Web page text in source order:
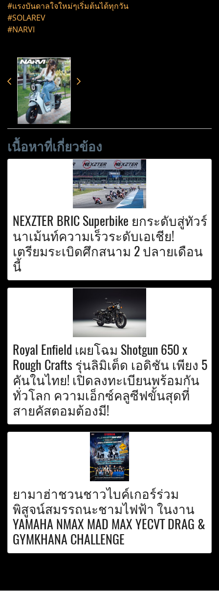
#แรงบันดาลใจใหม่ๆเริ่มต้นได้ทุกวัน
#SOLAREV
#NARVI
เนื้อหาที่เกี่ยวข้อง
NEXZTER BRIC Superbike ยกระดับสู่ทัวร์
นาเม้นท์ความเร็วระดับเอเชีย!
เตรียมระเบิดศึกสนาม 2 ปลายเดือน
นี้
Royal Enfield เผยโฉม Shotgun 650 x
Rough Crafts รุ่นลิมิเต็ด เอดิชัน เพียง 5
คันในไทย! เปิดลงทะเบียนพร้อมกัน
ทั่วโลก ความเอ็กซ์คลูซีฟขั้นสุดที่
สายคัสตอมต้องมี!
ยามาฮ่าชวนชาวไบค์เกอร์ร่วม
พิสูจน์สมรรถนะชามไฟฟ้า ในงาน
YAMAHA NMAX MAD MAX YECVT DRAG &
GYMKHANA CHALLENGE